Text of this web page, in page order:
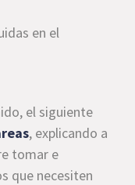
en el
el siguiente
, explicando a
tomar e
que necesiten